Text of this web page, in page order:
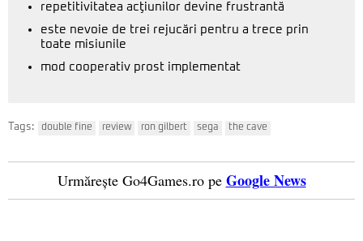
repetitivitatea acţiunilor devine frustrantă
este nevoie de trei rejucări pentru a trece prin
toate misiunile
mod cooperativ prost implementat
Tags: double fine review ron gilbert sega the cave
Urmărește Go4Games.ro pe Google News